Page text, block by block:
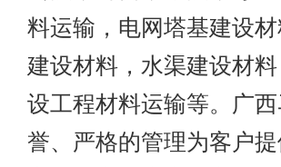
料运输，电网塔基建设
建设材料，水渠建设材
设工程材料运输等。广
誉、严格的管理为客户